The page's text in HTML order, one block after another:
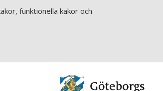
funktionella kakor och